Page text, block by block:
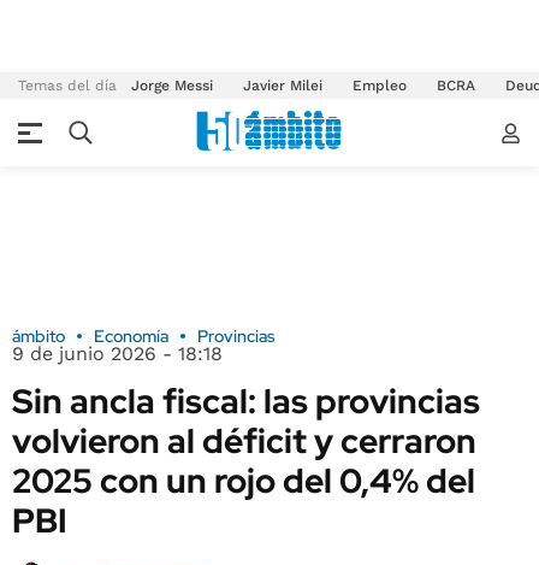
Temas del día Jorge Messi Javier Milei Empleo BCRA
ámbito Economía Provincias
9 de junio 2026 - 18:18
Sin ancla fiscal: las provincias
volvieron al déficit y cerraron
2025 con un rojo del 0,4% del
PBI